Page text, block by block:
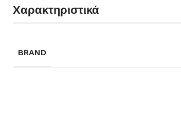
Χαρακτηριστικά
BRAND